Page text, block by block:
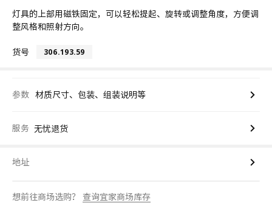
灯具的上部用磁铁固定，可以轻松提起、旋转或调整角度，方便调
整风格和照射方向。
货号 306.193.59
参数 材质尺寸、包装、组装说明等
服务 无忧退货
地址
想前往商场选购？ 查询宜家商场库存